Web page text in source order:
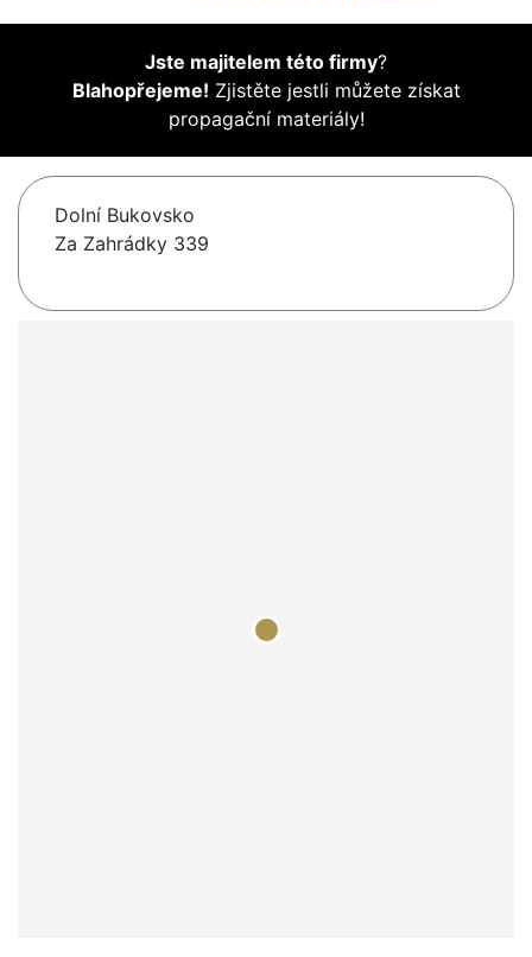
Jste majitelem této firmy?
Blahopřejeme! Zjistěte jestli můžete získat
propagační materiály!
Dolní Bukovsko
Za Zahrádky 339